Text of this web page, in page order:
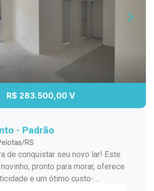
R$ 283.500,00 V
- Padrão
RS
de conquistar seu novo lar! Este
pronto para morar, oferece
e um ótimo custo-